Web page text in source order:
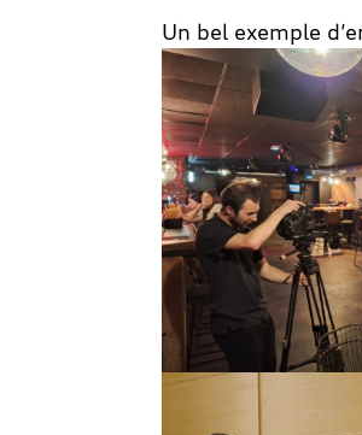
Un bel exemple